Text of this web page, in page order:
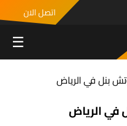
اتصل الان
☰
في الرياض